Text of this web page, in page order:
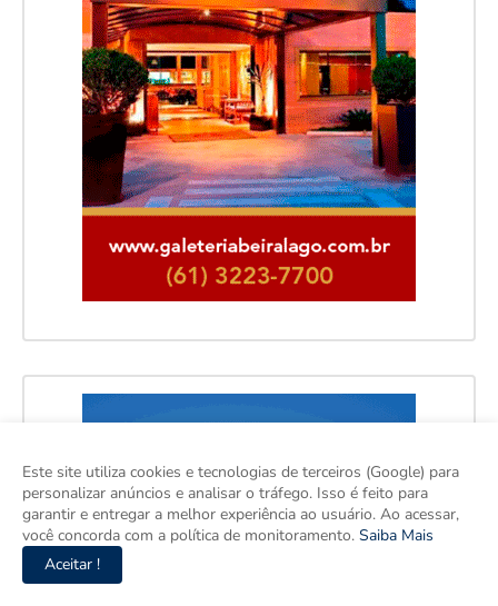
Este site utiliza cookies e tecnologias de terceiros (Google) para
personalizar anúncios e analisar o tráfego. Isso é feito para
garantir e entregar a melhor experiência ao usuário. Ao acessar,
você concorda com a política de monitoramento. Saiba Mais
Aceitar !